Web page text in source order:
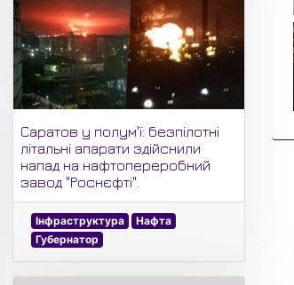
Саратов у полум'ї: безпілотні
літальні апарати здійснили
напад на нафтопереробний
завод "Роснєфті".
Інфраструктура
Нафта
Губернатор